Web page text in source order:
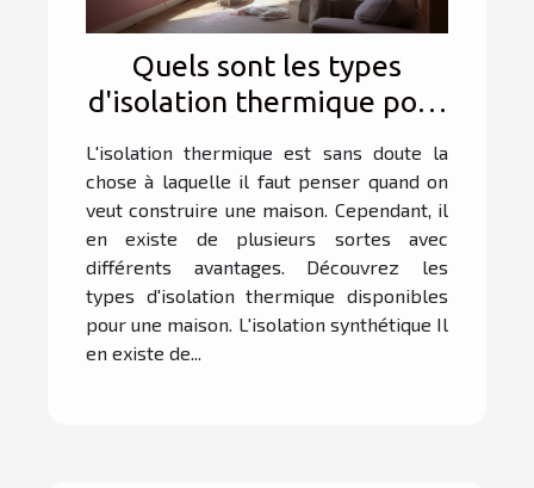
Quels sont les types
d'isolation thermique pour
L'isolation thermique est sans doute la
chose à laquelle il faut penser quand on
veut construire une maison. Cependant, il
en existe de plusieurs sortes avec
différents avantages. Découvrez les
types d'isolation thermique disponibles
pour une maison. L'isolation synthétique Il
en existe de...